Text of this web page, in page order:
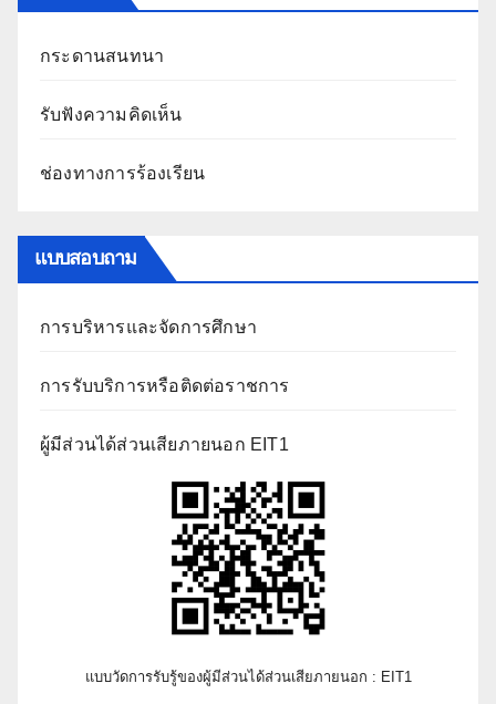
กระดานสนทนา
รับฟังความคิดเห็น
ช่องทางการร้องเรียน
แบบสอบถาม
การบริหารและจัดการศึกษา
การรับบริการหรือติดต่อราชการ
ผู้มีส่วนได้ส่วนเสียภายนอก EIT1
แบบวัดการรับรู้ของผู้มีส่วนได้ส่วนเสียภายนอก : EIT1